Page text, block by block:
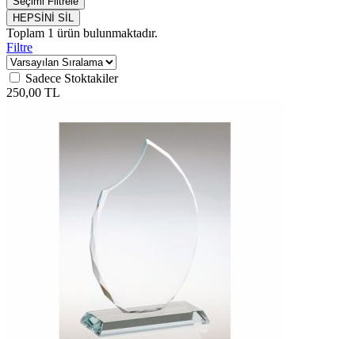
HEPSİNİ SİL
Toplam 1 ürün bulunmaktadır.
Filtre
Sadece Stoktakiler
250,00 TL